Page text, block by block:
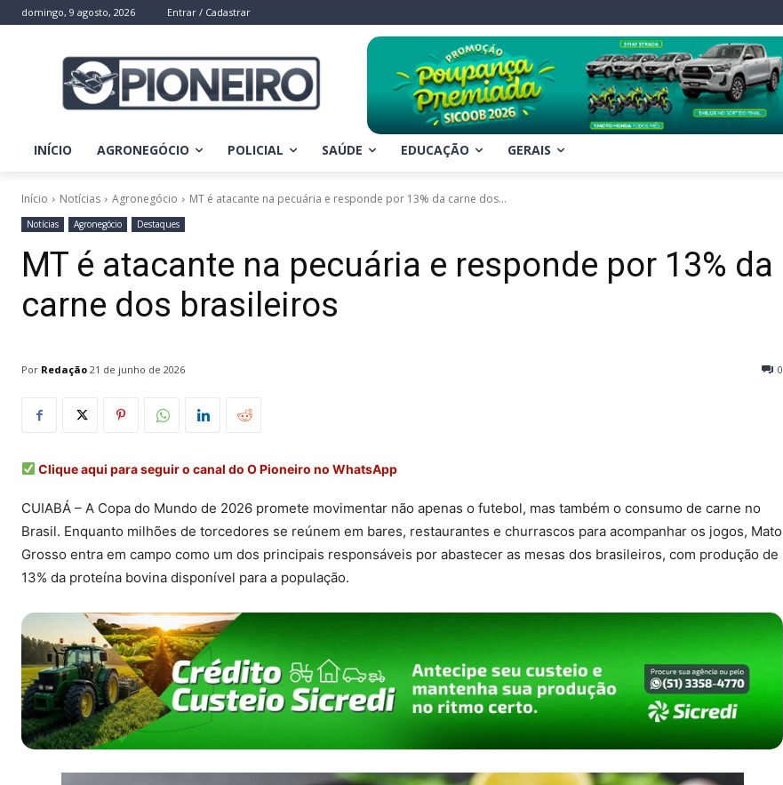
domingo, 9 agosto, 2026 Entrar / Cadastrar
INÍCIO AGRONEGÓCIO POLICIAL SAÚDE EDUCAÇÃO GERAIS
Início Notícias Agronegócio MT é atacante na pecuária e responde por 13% da carne dos...
Notícias Agronegócio Destaques
MT é atacante na pecuária e responde por 13% da
carne dos brasileiros
Por Redação 0
21 de junho de 2026
Clique aqui para seguir o canal do O Pioneiro no WhatsApp
CUIABÁ – A Copa do Mundo de 2026 promete movimentar não apenas o futebol, mas também o consumo de carne no
Brasil. Enquanto milhões de torcedores se reúnem em bares, restaurantes e churrascos para acompanhar os jogos, Mato
Grosso entra em campo como um dos principais responsáveis por abastecer as mesas dos brasileiros, com produção de
13% da proteína bovina disponível para a população.